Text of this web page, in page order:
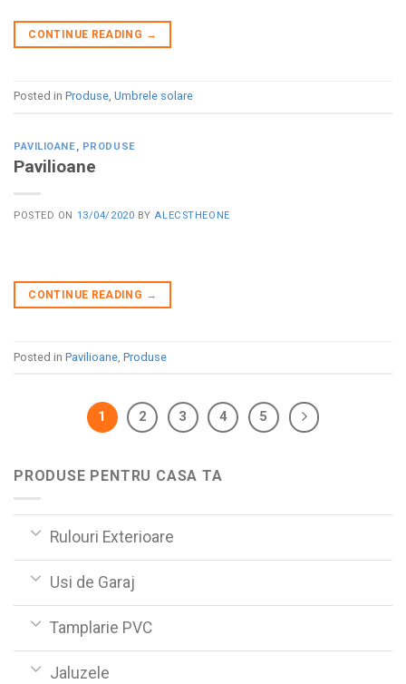
PRODUSE PENTRU CASA TA
Rulouri Exterioare
Usi de Garaj
Tamplarie PVC
Jaluzele
CONTINUE READING →
Posted in Produse Umbrele solare
PAVILIOANE, PRODUSE
Pavilioane
POSTED ON 13/04/2020 BYALECSTHEONE
CONTINUE READING →
Posted in Pavilioane Produse
1 2 3 4 5